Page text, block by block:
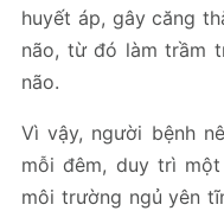
huyết áp, gây căng
não, từ đó làm trầm
não.
Vì vậy, người bệnh
mỗi đêm, duy trì
môi trường ngủ yên